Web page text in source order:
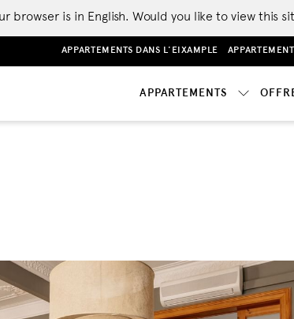
browser is in English. Would you like to view this
APPARTEMENTS DANS L'EIXAMPLE
APPARTEMENTS